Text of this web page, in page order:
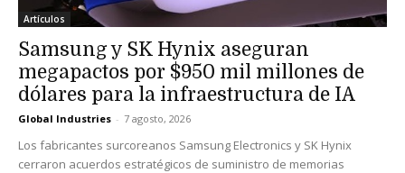
Artículos
Samsung y SK Hynix aseguran
megapactos por $950 mil millones de
dólares para la infraestructura de IA
Global Industries - 7 agosto, 2026
Los fabricantes surcoreanos Samsung Electronics y SK Hynix
cerraron acuerdos estratégicos de suministro de memorias